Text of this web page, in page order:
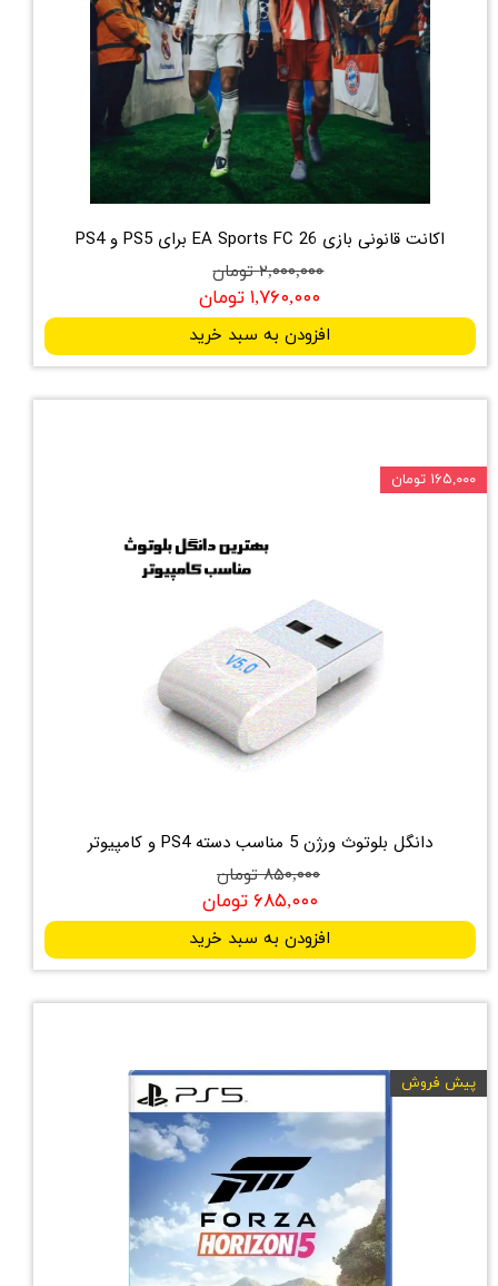
اکانت قانونی بازی EA Sports FC 26 برای PS5 و PS4
۲,۰۰۰,۰۰۰ تومان
۱,۷۶۰,۰۰۰ تومان
افزودن به سبد خرید
دانگل بلوتوث ورژن 5 مناسب دسته PS4 و کامپیوتر
۸۵۰,۰۰۰ تومان
۶۸۵,۰۰۰ تومان
افزودن به سبد خرید
۱۶۵,۰۰۰ تومان
پیش فروش